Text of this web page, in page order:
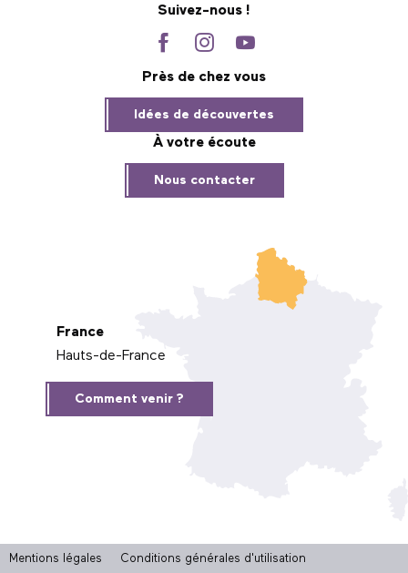
Suivez-nous !
Près de chez vous
Idées de découvertes
À votre écoute
Nous contacter
France
Hauts-de-France
Comment venir ?
Mentions légales Conditions générales d'utilisation